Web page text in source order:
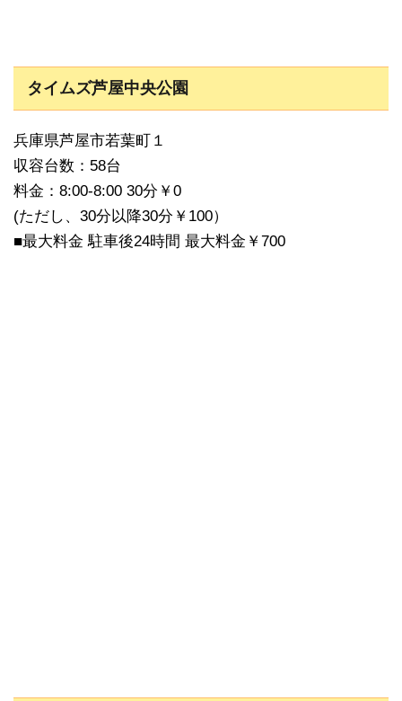
タイムズ芦屋中央公園
兵庫県芦屋市若葉町１
収容台数：58台
料金：8:00-8:00 30分￥0
(ただし、30分以降30分￥100）
■最大料金 駐車後24時間 最大料金￥700